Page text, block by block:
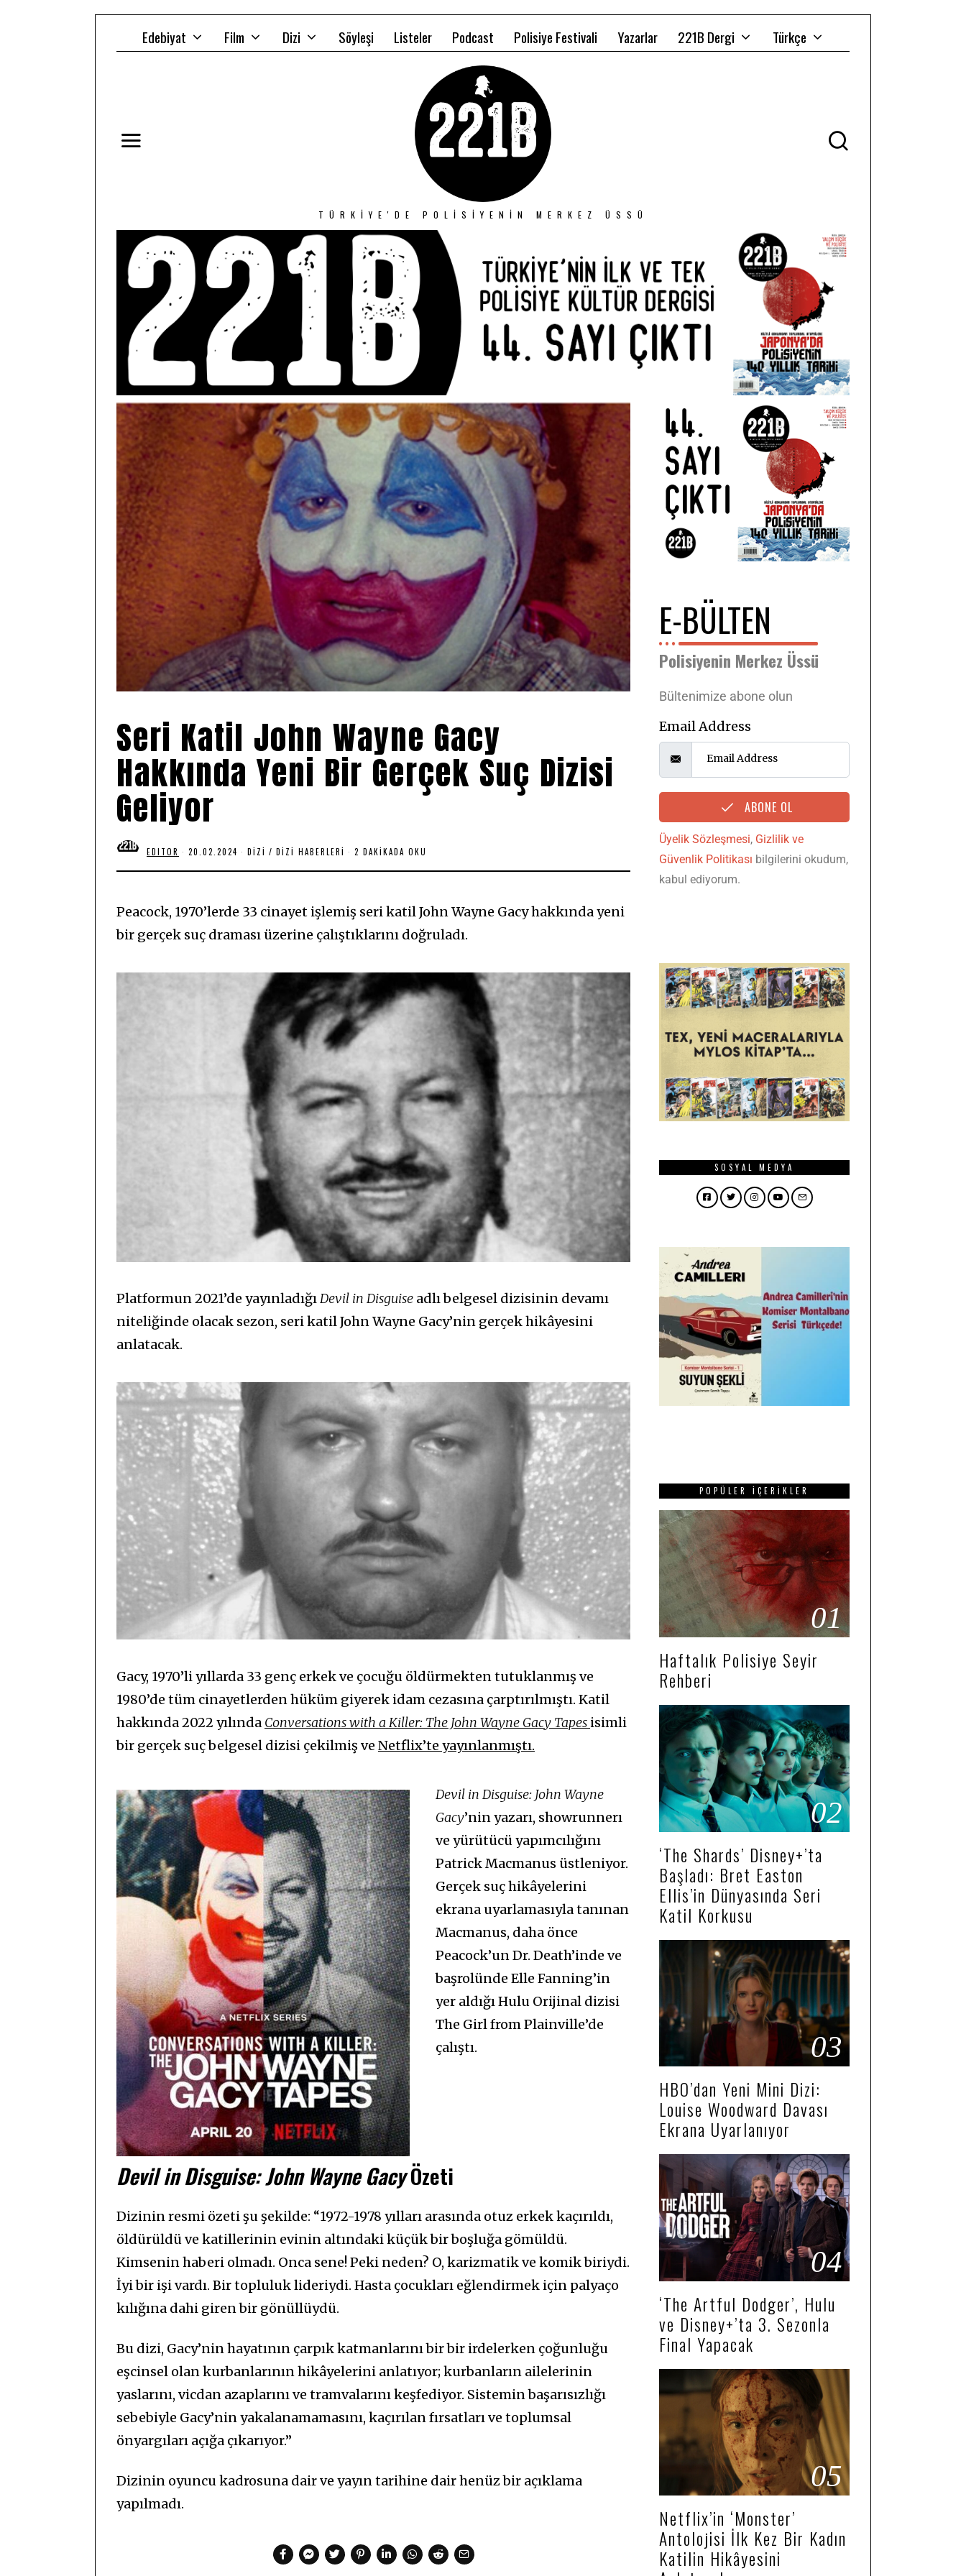
Edebiyat Film Dizi Söyleşi Listeler Podcast Polisiye Festivali Yazarlar 221B Dergi Türkçe
TÜRKIYE'DE POLISIYENIN MERKEZ ÜSSÜ
Seri Katil John Wayne Gacy
Hakkında Yeni Bir Gerçek Suç Dizisi
Geliyor
EDITOR 20.02.2024 2
.
2
2
DIZI / DIZI HABERLERI 2 DAKIKADA OKU
Peacock, 1970’lerde 33 cinayet işlemiş seri katil John Wayne Gacy hakkında yeni
bir gerçek suç draması üzerine çalıştıklarını doğruladı.
Platformun 2021’de yayınladığıDevil in Disguise adlı belgesel dizisinin devamı
niteliğinde olacak sezon, seri katil John Wayne Gacy’nin gerçek hikâyesini
anlatacak.
Gacy, 1970’li yıllarda 33 genç erkek ve çocuğu öldürmekten tutuklanmış ve
1980’de tüm cinayetlerden hüküm giyerek idam cezasına çarptırılmıştı. Katil
hakkında 2022 yılında Conversations with a Killer: The John Wayne Gacy Tapes isimli
bir gerçek suç belgesel dizisi çekilmiş ve Netflix’te yayınlanmıştı.
Devil in Disguise: John Wayne
Gacy’nin yazarı, showrunnerı
ve yürütücü yapımcılığını
Patrick Macmanus üstleniyor.
Gerçek suç hikâyelerini
ekrana uyarlamasıyla tanınan
Macmanus, daha önce
Peacock’un Dr. Death’inde ve
başrolünde Elle Fanning’in
yer aldığı Hulu Orijinal dizisi
The Girl from Plainville’de
çalıştı.
Devil in Disguise: John Wayne GacyÖzeti
Dizinin resmi özeti şu şekilde: “1972-1978 yılları arasında otuz erkek kaçırıldı,
öldürüldü ve katillerinin evinin altındaki küçük bir boşluğa gömüldü.
Kimsenin haberi olmadı. Onca sene! Peki neden? O, karizmatik ve komik biriydi.
İyi bir işi vardı. Bir topluluk lideriydi. Hasta çocukları eğlendirmek için palyaço
kılığına dahi giren bir gönüllüydü.
Bu dizi, Gacy’nin hayatının çarpık katmanlarını bir bir irdelerken çoğunluğu
eşcinsel olan kurbanlarının hikâyelerini anlatıyor; kurbanların ailelerinin
yaslarını, vicdan azaplarını ve tramvalarını keşfediyor. Sistemin başarısızlığı
sebebiyle Gacy’nin yakalanamamasını, kaçırılan fırsatları ve toplumsal
önyargıları açığa çıkarıyor.”
Dizinin oyuncu kadrosuna dair ve yayın tarihine dair henüz bir açıklama
yapılmadı.
E-BÜLTEN
Polisiyenin Merkez Üssü
Bültenimize abone olun
Email Address
ABONE OL
Üyelik Sözleşmesi, Gizlilik ve
Güvenlik Politikası bilgilerini okudum,
kabul ediyorum.
SOSYAL MEDYA
Facebook
TwitterInstagram
YouTube
Email
POPÜLER İÇERIKLER
01
Haftalık Polisiye Seyir
Rehberi
02
‘The Shards’ Disney+’ta
Başladı: Bret Easton
Ellis’in Dünyasında Seri
Katil Korkusu
03
HBO’dan Yeni Mini Dizi:
Louise Woodward Davası
Ekrana Uyarlanıyor
04
‘The Artful Dodger’, Hulu
ve Disney+’ta 3. Sezonla
Final Yapacak
05
Netflix’in ‘Monster’
Antolojisi İlk Kez Bir Kadın
Katilin Hikâyesini